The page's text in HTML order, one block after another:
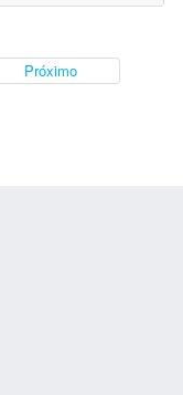
Próximo